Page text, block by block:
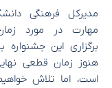
مدیرکل فرهنگی
مهارت در مورد
برگزاری این جشنواره
هنوز زمان قطعی
است، اما تلاش